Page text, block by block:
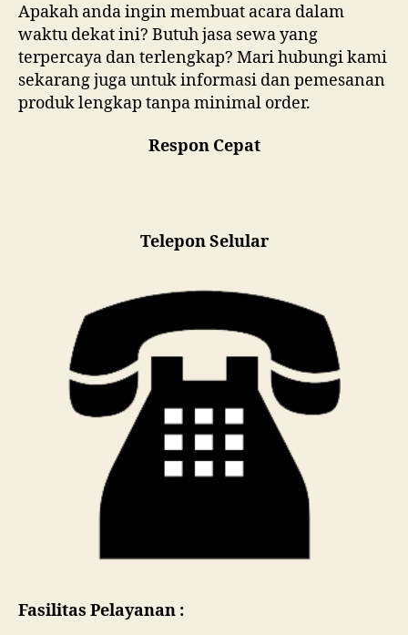
Apakah anda ingin membuat acara dalam
waktu dekat ini? Butuh jasa sewa yang
terpercaya dan terlengkap? Mari hubungi kami
sekarang juga untuk informasi dan pemesanan
produk lengkap tanpa minimal order.
Respon Cepat
Telepon Selular
Fasilitas Pelayanan :